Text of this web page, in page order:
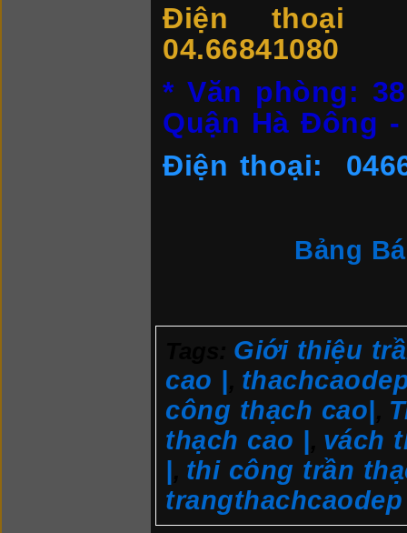
Điện thoại
04.66841080
* Văn phòng:
Quận Hà Đông -
Điện thoại:
Bảng
Giới thiệu
cao |
công thạch cao|
thạch cao | vách
| thi công trần